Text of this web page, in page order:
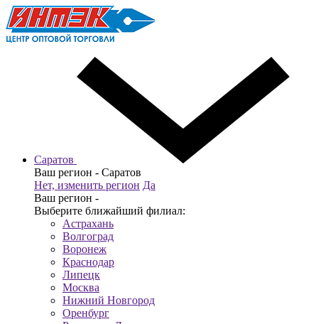
Саратов
Ваш регион - Саратов
Нет, изменить регион Да
Ваш регион -
Выберите ближайший филиал:
Астрахань
Волгоград
Воронеж
Краснодар
Липецк
Москва
Нижний Новгород
Оренбург